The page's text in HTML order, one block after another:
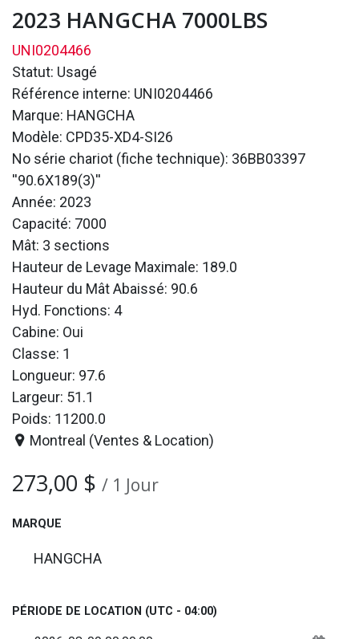
2023 HANGCHA 7000LBS
UNI0204466
Statut: Usagé
Référence interne: UNI0204466
Marque: HANGCHA
Modèle: CPD35-XD4-SI26
No série chariot (fiche technique): 36BB03397
''90.6X189(3)''
Année: 2023
Capacité: 7000
Mât: 3 sections
Hauteur de Levage Maximale: 189.0
Hauteur du Mât Abaissé: 90.6
Hyd. Fonctions: 4
Cabine: Oui
Classe: 1
Longueur: 97.6
Largeur: 51.1
Poids: 11200.0
Montreal (Ventes & Location)
273,00 $ / 1 Jour
MARQUE
HANGCHA
PÉRIODE DE LOCATION (UTC - 04:00)